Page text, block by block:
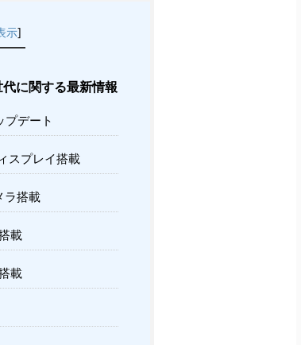
示]
に関する最新情報
プデート
スプレイ搭載
ラ搭載
載
載